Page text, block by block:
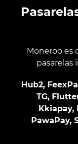
Moneroo es
pasarelas
Hub2,
TG,
Kkiapay,
PawaPay,